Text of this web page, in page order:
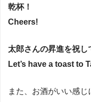
乾杯！
Cheers!
太郎さんの昇進を祝し
Let’s have a toast to
また、お酒がいい感じ